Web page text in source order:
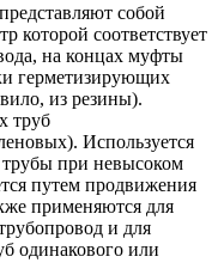
собой
которой соответствует
на концах муфты
герметизирующих
из резины).
труб
Используется
при невысоком
путем продвижения
применяются для
и для
одинакового или